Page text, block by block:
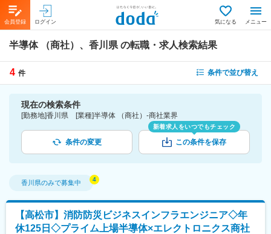
会員登録 ログイン 気になる メニュー
半導体 （商社）、香川県 の転職・求人検索結果
4 件 条件で並び替え
現在の検索条件
[勤務地]香川県 [業種]半導体 （商社）-商社業界
条件の変更
新着求人をいつでもチェック
この条件を保存
香川県のみで募集中
【高松市】消防防災ビジネスインフラエンジニア◇年
休125日◇プライム上場半導体×エレクトロニクス商社